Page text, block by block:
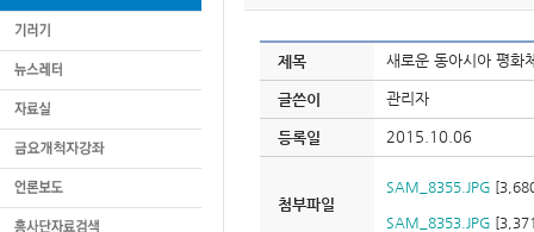
제목 새로운 동아시아 평화
글쓴이 관리자
등록일 2015.10.06
첨부파일
SAM_8355.JPG
SAM_8353.JPG